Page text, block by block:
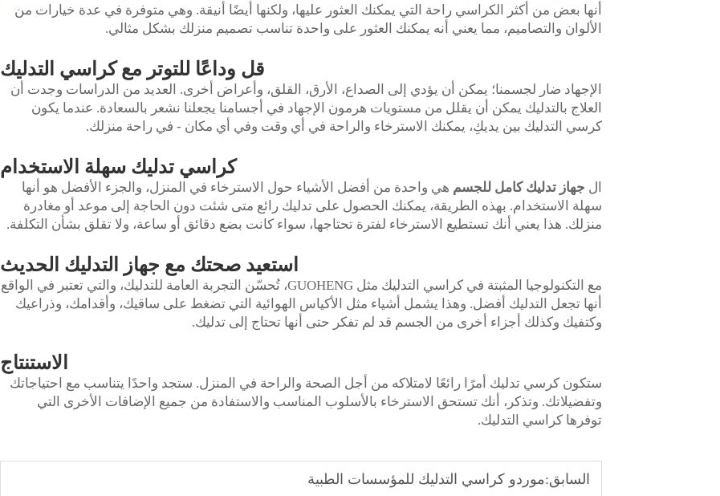
أنها بعض من أكثر الكراسي راحة التي يمكنك العثور عليها، ولكنها أيضًا أنيقة. وهي متوفرة في عدة خيارات من
الألوان والتصاميم، مما يعني أنه يمكنك العثور على واحدة تناسب تصميم منزلك بشكل مثالي.
قل وداعًا للتوتر مع كراسي التدليك
الإجهاد ضار لجسمنا؛ يمكن أن يؤدي إلى الصداع، الأرق، القلق، وأعراض أخرى. العديد من الدراسات وجدت أن
العلاج بالتدليك يمكن أن يقلل من مستويات هرمون الإجهاد في أجسامنا يجعلنا نشعر بالسعادة. عندما يكون
كرسي التدليك بين يديكِ، يمكنك الاسترخاء والراحة في أي وقت وفي أي مكان - في راحة منزلك.
كراسي تدليك سهلة الاستخدام
ال جهاز تدليك كامل للجسم هي واحدة من أفضل الأشياء حول الاسترخاء في المنزل، والجزء الأفضل هو أنها
سهلة الاستخدام. بهذه الطريقة، يمكنك الحصول على تدليك رائع متى شئت دون الحاجة إلى موعد أو مغادرة
منزلك. هذا يعني أنك تستطيع الاسترخاء لفترة تحتاجها، سواء كانت بضع دقائق أو ساعة، ولا تقلق بشأن التكلفة.
استعيد صحتك مع جهاز التدليك الحديث
مع التكنولوجيا المثبتة في كراسي التدليك مثل GUOHENG، تُحسّن التجربة العامة للتدليك، والتي تعتبر في الواقع
أنها تجعل التدليك أفضل. وهذا يشمل أشياء مثل الأكياس الهوائية التي تضغط على ساقيك، وأقدامك، وذراعيك
وكتفيك وكذلك أجزاء أخرى من الجسم قد لم تفكر حتى أنها تحتاج إلى تدليك.
الاستنتاج
ستكون كرسي تدليك أمرًا رائعًا لامتلاكه من أجل الصحة والراحة في المنزل. ستجد واحدًا يتناسب مع احتياجاتك
وتفضيلاتك. وتذكر، أنك تستحق الاسترخاء بالأسلوب المناسب والاستفادة من جميع الإضافات الأخرى التي
توفرها كراسي التدليك.
السابق:موردو كراسي التدليك للمؤسسات الطبية